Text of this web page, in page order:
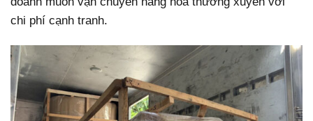
chi phí cạnh tranh.